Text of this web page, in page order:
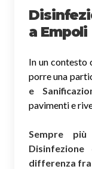
a Empoli
In un contesto
porre una
e
pavimenti e
Sempre
differenza fra